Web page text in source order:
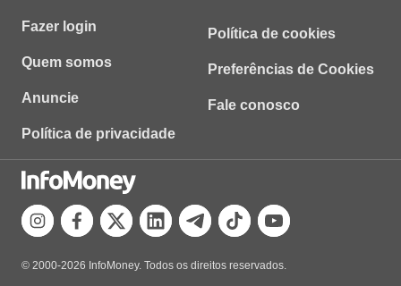
Fazer login
Quem somos
Anuncie
Política de privacidade
Política de cookies
Preferências de Cookies
Fale conosco
© 2000-2026 InfoMoney. Todos os direitos reservados.